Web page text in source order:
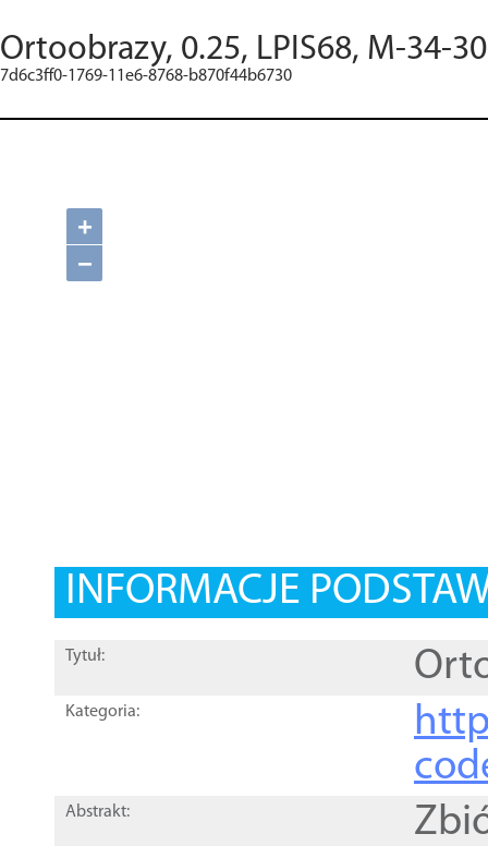
Ortoobrazy, 0.25, LPIS68, M-34-
7d6c3ff0-1769-11e6-8768-b870f44b6730
+
−
INFORMACJE
Tytuł:
Kategoria:
Abstrakt: